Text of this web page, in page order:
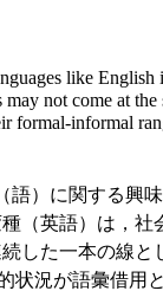
like
not come at
formal-informal
）に関する興
（英語）は，
した一本の線
状況が語彙借